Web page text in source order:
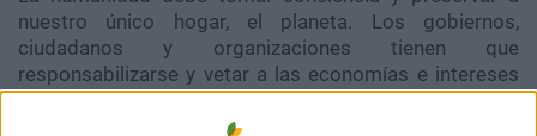
nuestro único hogar, el planeta. Los gobiernos,
ciudadanos y organizaciones tienen que
responsabilizarse y vetar a las economías e intereses
que atentan contra la conservación.